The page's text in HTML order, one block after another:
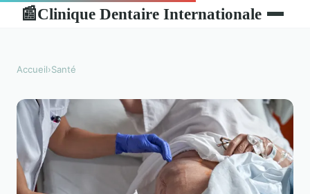
📰Clinique Dentaire Internationale
Accueil›Santé